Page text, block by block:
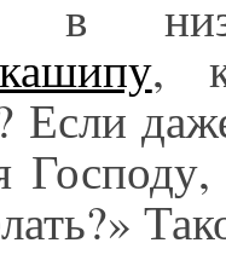
в
,
Если